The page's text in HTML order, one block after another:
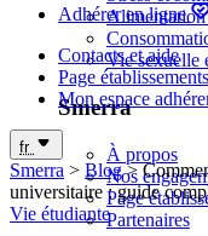
Trouve ta
000 logements
Trouver unVie sexuelle
Smerra
À propos
Nos
Page
Partenaires
Adhérer en ligne
Contacts et aide
Page établissements
Mon espace
fr
Smerra > Blog>
universitaire : guide
Vie étudiante